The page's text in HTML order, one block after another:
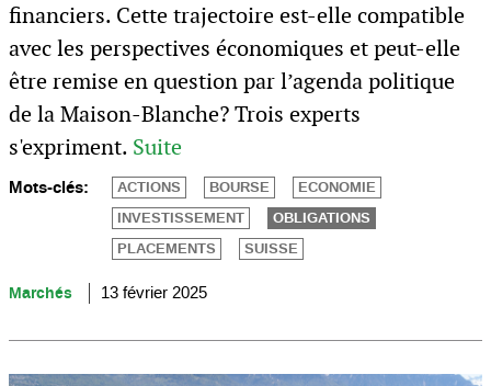
financiers. Cette trajectoire est-elle compatible
avec les perspectives économiques et peut-elle
être remise en question par l’agenda politique
de la Maison-Blanche? Trois experts
s'expriment. Suite
Mots-clés: ACTIONS BOURSE
ECONOMIE
INVESTISSEMENT
OBLIGATIONS
PLACEMENTS
SUISSE
Marchés 13 février 2025